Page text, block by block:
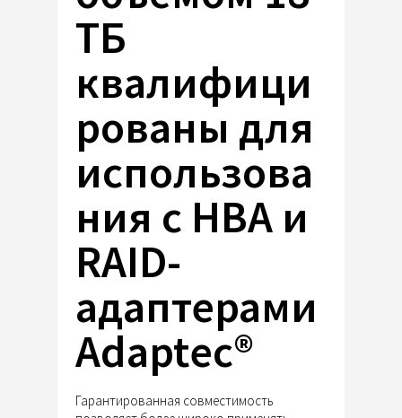
ТБ
квалифици
рованы для
использова
ния с HBA и
RAID-
адаптерами
Adaptec®
Гарантированная совместимость